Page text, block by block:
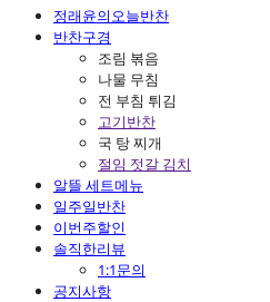
정래윤의오늘반찬
반찬구경
조림 볶음
나물 무침
전 부침 튀김
고기반찬
국 탕 찌개
절임 젓갈 김치
알뜰 세트메뉴
일주일반찬
이번주할인
솔직한리뷰
1:1문의
공지사항